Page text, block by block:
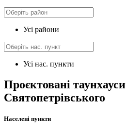
Усі райони
Усі нас. пункти
Проєктовані таунхауси
Святопетрівського
Населені пункти